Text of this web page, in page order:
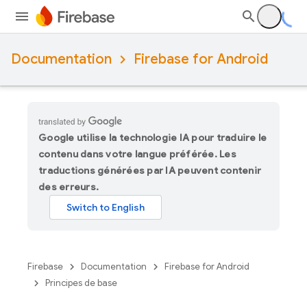
Documentation Firebase for Android
Google utilise la technologie IA pour traduire le
contenu dans votre langue préférée. Les
traductions générées par IA peuvent contenir
des erreurs.
Firebase Documentation
Firebase for Android
Principes de base